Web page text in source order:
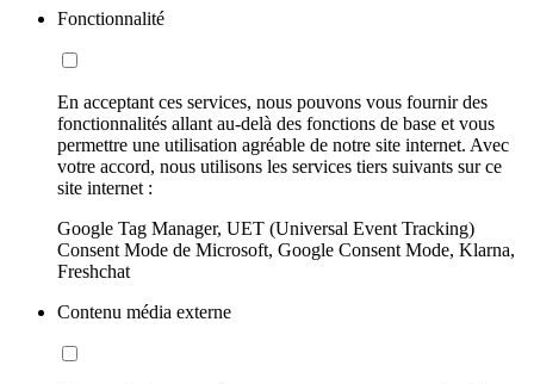
Fonctionnalité
En acceptant ces services, nous pouvons vous fournir des
fonctionnalités allant au-delà des fonctions de base et vous
permettre une utilisation agréable de notre site internet. Avec
votre accord, nous utilisons les services tiers suivants sur ce
site internet :
Google Tag Manager, UET (Universal Event Tracking)
Consent Mode de Microsoft, Google Consent Mode, Klarna,
Freshchat
Contenu média externe